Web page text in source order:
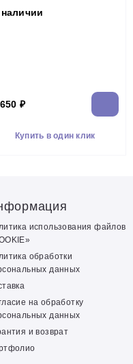
₽
Купить в один клик
использования файлов
обработки
данных
на обработку
данных
и возврат